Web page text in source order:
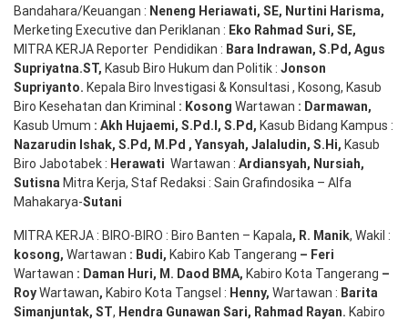
Bandahara/Keuangan : Neneng Heriawati, SE, Nurtini Harisma,
Merketing Executive dan Periklanan : Eko Rahmad Suri, SE,
MITRA KERJA Reporter Pendidikan : Bara Indrawan, S.Pd, Agus
Supriyatna.ST, Kasub Biro Hukum dan Politik : Jonson
Supriyanto. Kepala Biro Investigasi & Konsultasi , Kosong, Kasub
Biro Kesehatan dan Kriminal : Kosong Wartawan : Darmawan,
Kasub Umum : Akh Hujaemi, S.Pd.I, S.Pd, Kasub Bidang Kampus :
Nazarudin Ishak, S.Pd, M.Pd , Yansyah, Jalaludin, S.Hi, Kasub
Biro Jabotabek : Herawati Wartawan : Ardiansyah, Nursiah,
Sutisna Mitra Kerja, Staf Redaksi : Sain Grafindosika – Alfa
Mahakarya-Sutani
MITRA KERJA : BIRO-BIRO : Biro Banten – Kapala, R. Manik, Wakil :
kosong, Wartawan : Budi, Kabiro Kab Tangerang – Feri
Wartawan : Daman Huri, M. Daod BMA, Kabiro Kota Tangerang –
RoyWartawan, Kabiro Kota Tangsel : Henny, Wartawan : Barita
Simanjuntak, ST, Hendra Gunawan Sari, Rahmad Rayan. Kabiro